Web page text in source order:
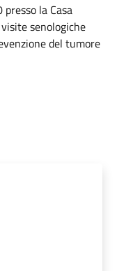
la Casa
senologiche
del tumore